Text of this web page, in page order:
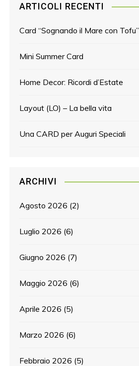
ARTICOLI RECENTI
Card “Sognando il Mare con Tofu”
Mini Summer Card
Home Decor: Ricordi d’Estate
Layout (LO) – La bella vita
Una CARD per Auguri Speciali
ARCHIVI
Agosto 2026 (2)
Luglio 2026 (6)
Giugno 2026 (7)
Maggio 2026 (6)
Aprile 2026 (5)
Marzo 2026 (6)
Febbraio 2026 (5)